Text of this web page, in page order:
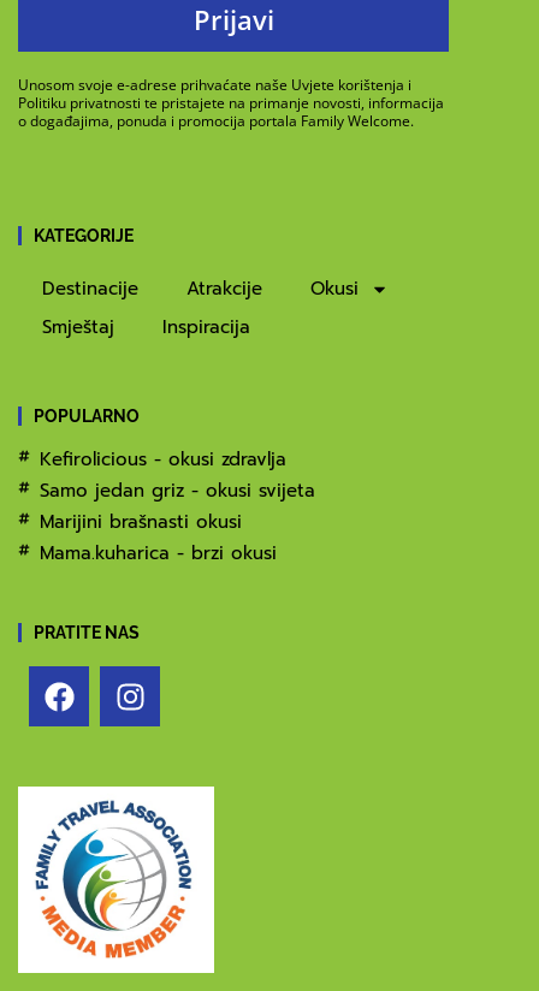
Prijavi
Unosom svoje e-adrese prihvaćate naše Uvjete korištenja i
Politiku privatnosti te pristajete na primanje novosti, informacija
o događajima, ponuda i promocija portala Family Welcome.
KATEGORIJE
Destinacije Atrakcije
Okusi
Smještaj
Inspiracija
POPULARNO
Kefirolicious - okusi zdravlja
Samo jedan griz - okusi svijeta
Marijini brašnasti okusi
Mama.kuharica - brzi okusi
PRATITE NAS